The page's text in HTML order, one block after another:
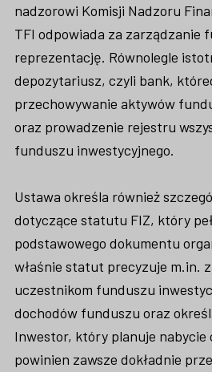
nadzorowi Komisji Nadzoru
TFI odpowiada za zarządzanie
reprezentację. Równolegle
depozytariusz, czyli bank,
przechowywanie aktywów
oraz prowadzenie rejestru
funduszu inwestycyjnego.
Ustawa określa również
dotyczące statutu FIZ, który
podstawowego dokumentu
właśnie statut precyzuje m.in.
uczestnikom funduszu
dochodów funduszu oraz
Inwestor, który planuje
powinien zawsze dokładnie